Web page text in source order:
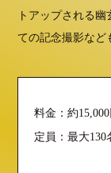
トアップされる
ての記念撮影など
料金：約
定員：最大130